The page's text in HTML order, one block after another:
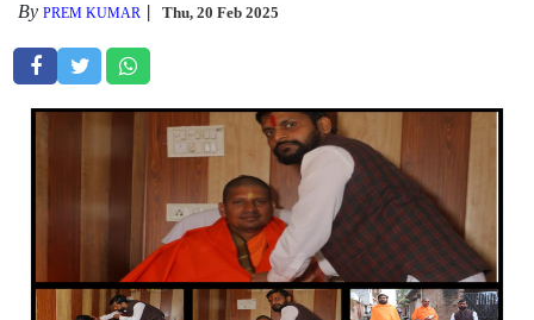
ByPREM KUMAR Thu, 20 Feb 2025